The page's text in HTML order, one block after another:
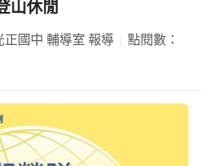
山休閒
正國中 輔導室 報導
點閱數：